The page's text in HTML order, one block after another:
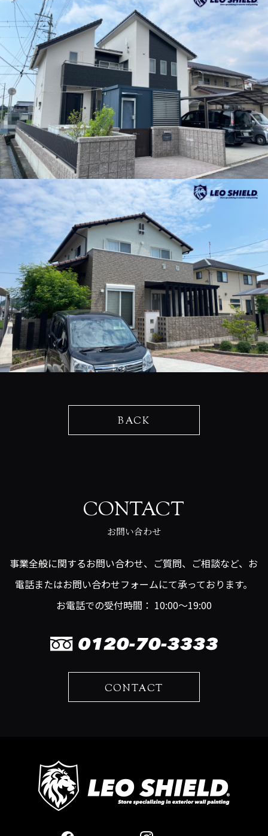
BACK
CONTACT
お問い合わせ
事業全般に関するお問い合わせ、ご質問、ご相談など、お
電話またはお問い合わせフォームにて承っております。
お電話での受付時間： 10:00～19:00
CONTACT